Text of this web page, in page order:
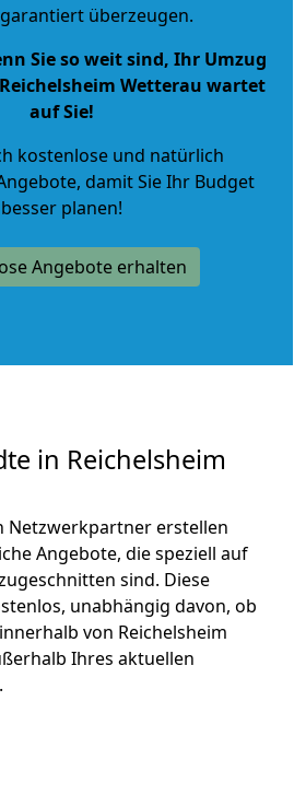
überzeugen.
Sie so weit sind, Ihr Umzug
Wetterau wartet
auf Sie!
kostenlose und natürlich
, damit Sie Ihr Budget
besser planen!
Angebote erhalten
in Reichelsheim
Netzwerkpartner erstellen
Angebote, die speziell auf
sind. Diese
unabhängig davon, ob
von Reichelsheim
Ihres aktuellen